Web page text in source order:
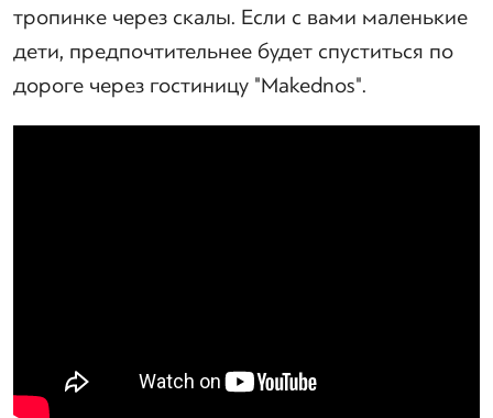
тропинке через скалы. Если с вами маленькие
дети, предпочтительнее будет спуститься по
дороге через гостиницу "Makednos".